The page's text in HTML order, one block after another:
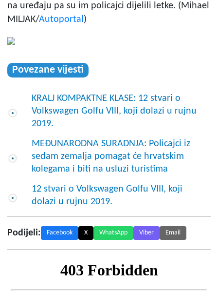
na uređaju pa su im policajci dijelili letke. (Mihael
MILJAK/Autoportal )
Povezane vijesti
KRALJ KOMPAKTNE KLASE: 12 stvari o
Volkswagen Golfu VIII, koji dolazi u rujnu
2019.
MEĐUNARODNA SURADNJA: Policajci iz
sedam zemalja pomagat će hrvatskim
kolegama i biti na usluzi turistima
12 stvari o Volkswagen Golfu VIII, koji
dolazi u rujnu 2019.
Podijeli: Facebook X WhatsApp Viber Email